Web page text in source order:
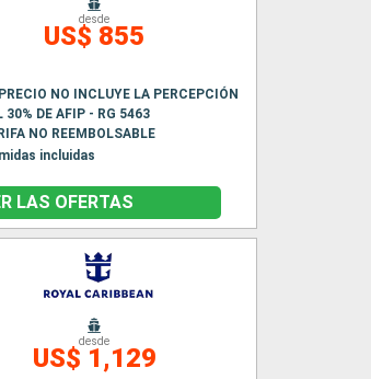
desde
US$ 855
NO INCLUYE LA PERCEPCIÓN
30% DE AFIP - RG 5463
NO REEMBOLSABLE
incluidas
LAS OFERTAS
desde
US$ 1,129